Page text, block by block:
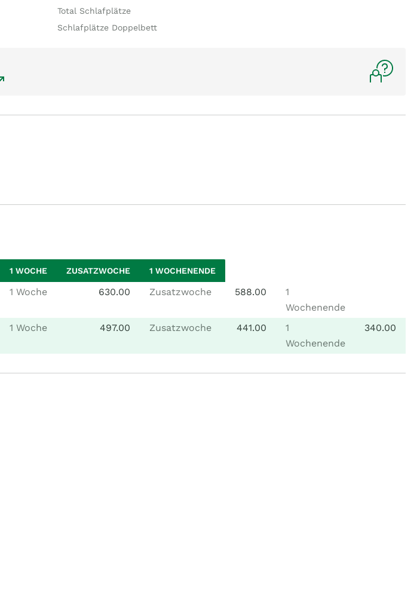
Total Schlafplätze
Schlafplätze Doppelbett
1 WOCHE ZUSATZWOCHE 1 WOCHENENDE
1 Woche 630.00 Zusatzwoche 588.00
1
Wochenende
1 Woche 497.00 Zusatzwoche 441.00
1
Wochenende
340.00